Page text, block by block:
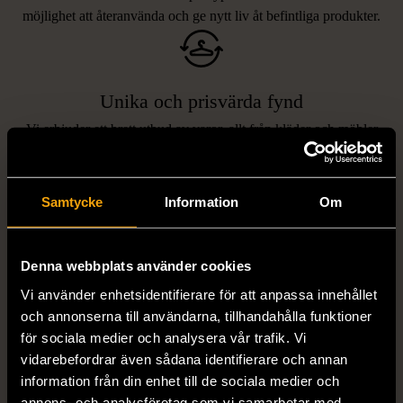
Samtycke Information Om
Denna webbplats använder cookies
Vi använder enhetsidentifierare för att anpassa innehållet
och annonserna till användarna, tillhandahålla funktioner
för sociala medier och analysera vår trafik. Vi
vidarebefordrar även sådana identifierare och annan
information från din enhet till de sociala medier och
möjlighet att återanvända och ge nytt liv åt befintliga produkter.
Unika och prisvärda fynd
Vi erbjuder ett brett utbud av varor, allt från kläder och möbler
till böcker och elektronik i våra butiker. Du har chansen att hitta
LIKNANDE PRODUKTER
Hitta produkter som påminner om denna